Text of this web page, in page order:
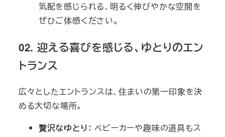
気配を感じられる、明るく伸びやかな空間を
ぜひご体感ください。
02. 迎える喜びを感じる、ゆとりのエン
トランス
広々としたエントランスは、住まいの第一印象を決
める大切な場所。
贅沢なゆとり： ベビーカーや趣味の道具もス